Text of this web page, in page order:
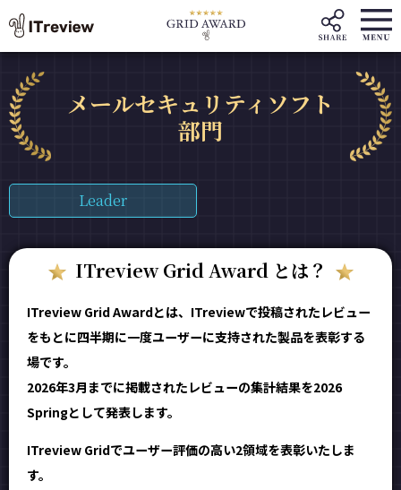
メールセキュリティソフト
部門
Leader
ITreview Grid Award とは？
ITreview Grid Awardとは、ITreviewで投稿されたレビュー
をもとに四半期に一度ユーザーに支持された製品を表彰する
場です。
2026年3月までに掲載されたレビューの集計結果を2026
Springとして発表します。
ITreview Gridでユーザー評価の高い2領域を表彰いたしま
す。